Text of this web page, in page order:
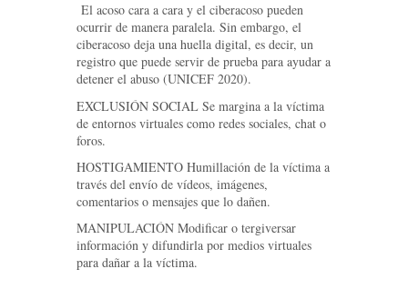
El acoso cara a cara y el ciberacoso pueden
ocurrir de manera paralela. Sin embargo, el
ciberacoso deja una huella digital, es decir, un
registro que puede servir de prueba para ayudar a
detener el abuso (UNICEF 2020).
EXCLUSIÓN SOCIAL Se margina a la víctima
de entornos virtuales como redes sociales, chat o
foros.
HOSTIGAMIENTO Humillación de la víctima a
través del envío de vídeos, imágenes,
comentarios o mensajes que lo dañen.
MANIPULACIÓN Modificar o tergiversar
información y difundirla por medios virtuales
para dañar a la víctima.